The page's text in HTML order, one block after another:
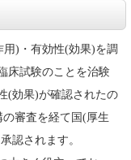
)・有効性(効果)を調
床試験のことを治験
(効果)が確認されたの
審査を経て国(厚生
認されます。